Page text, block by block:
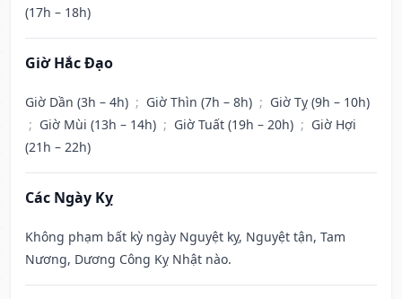
(17h – 18h)
Giờ Hắc Đạo
Giờ Dần (3h – 4h) ; Giờ Thìn (7h – 8h) ; Giờ Tỵ (9h – 10h)
; Giờ Mùi (13h – 14h) ; Giờ Tuất (19h – 20h) ; Giờ Hợi
(21h – 22h)
Các Ngày Kỵ
Không phạm bất kỳ ngày Nguyệt kỵ, Nguyệt tận, Tam
Nương, Dương Công Kỵ Nhật nào.